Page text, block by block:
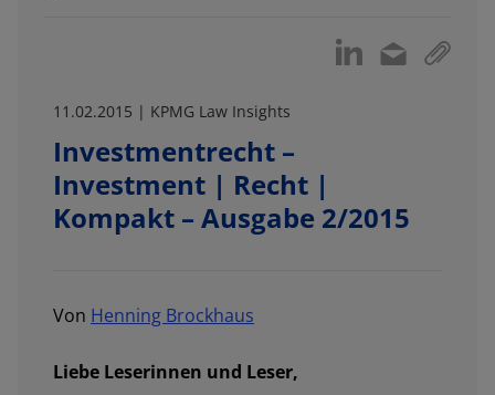
11.02.2015 | KPMG Law Insights
Investmentrecht –
Investment | Recht |
Kompakt – Ausgabe 2/2015
Von Henning Brockhaus
Liebe Leserinnen und Leser,